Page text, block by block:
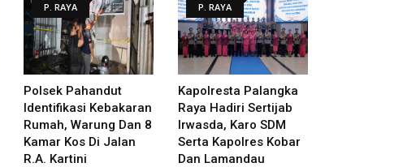
P. RAYA
Polsek Pahandut
Identifikasi Kebakaran
Rumah, Warung Dan 8
Kamar Kos Di Jalan
R.A. Kartini
P. RAYA
Kapolresta Palangka
Raya Hadiri Sertijab
Irwasda, Karo SDM
Serta Kapolres Kobar
Dan Lamandau